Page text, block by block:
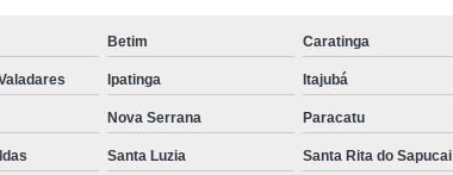
Betim Caratinga
Ipatinga Itajubá
Nova Serrana Paracatu
Santa Luzia Santa Rita do Sapucai